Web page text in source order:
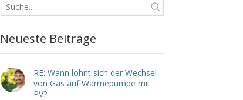
Neueste Beiträge
RE: Wann lohnt sich der Wechsel
von Gas auf Wärmepumpe mit
PV?